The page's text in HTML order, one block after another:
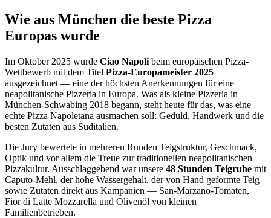
Wie aus München die beste Pizza
Europas wurde
Im Oktober 2025 wurde Ciao Napoli beim europäischen Pizza-
Wettbewerb mit dem Titel Pizza-Europameister 2025
ausgezeichnet — eine der höchsten Anerkennungen für eine
neapolitanische Pizzeria in Europa. Was als kleine Pizzeria in
München-Schwabing 2018 begann, steht heute für das, was eine
echte Pizza Napoletana ausmachen soll: Geduld, Handwerk und die
besten Zutaten aus Süditalien.
Die Jury bewertete in mehreren Runden Teigstruktur, Geschmack,
Optik und vor allem die Treue zur traditionellen neapolitanischen
Pizzakultur. Ausschlaggebend war unsere 48 Stunden Teigruhe mit
Caputo-Mehl, der hohe Wassergehalt, der von Hand geformte Teig
sowie Zutaten direkt aus Kampanien — San-Marzano-Tomaten,
Fior di Latte Mozzarella und Olivenöl von kleinen
Familienbetrieben.